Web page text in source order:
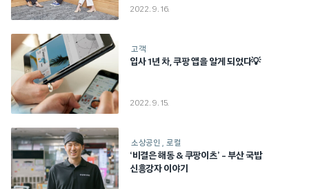
2022. 9. 16.
고객
입사 1년 차, 쿠팡 앱을 알게 되었다💡
2022. 9. 15.
소상공인 로컬
‘비결은 해동 & 쿠팡이츠’ – 부산 국밥
신흥강자 이야기